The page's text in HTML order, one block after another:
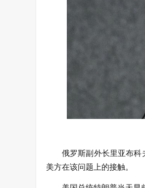
俄罗斯副外长里亚布科
美方在该问题上的接触。